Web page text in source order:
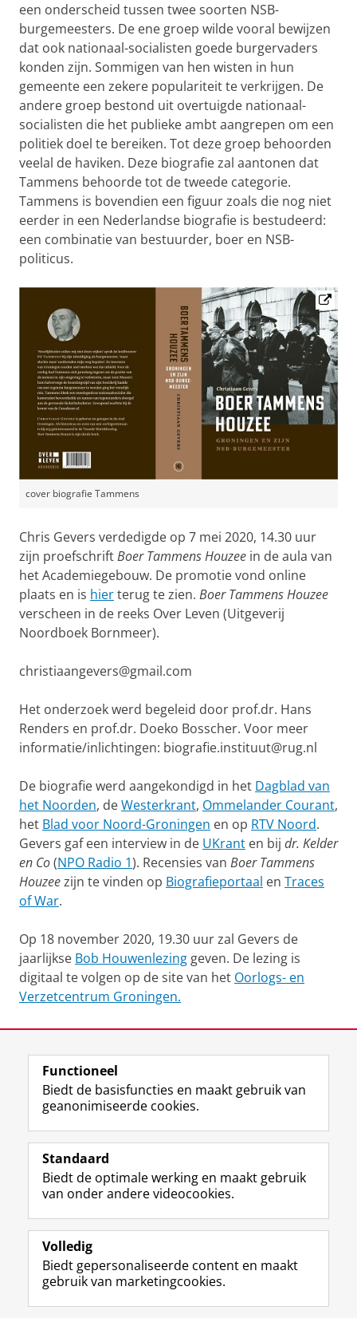
een onderscheid tussen twee soorten NSB-
burgemeesters. De ene groep wilde vooral bewijzen
dat ook nationaal-socialisten goede burgervaders
konden zijn. Sommigen van hen wisten in hun
gemeente een zekere populariteit te verkrijgen. De
andere groep bestond uit overtuigde nationaal-
socialisten die het publieke ambt aangrepen om een
politiek doel te bereiken. Tot deze groep behoorden
veelal de haviken. Deze biografie zal aantonen dat
Tammens behoorde tot de tweede categorie.
Tammens is bovendien een figuur zoals die nog niet
eerder in een Nederlandse biografie is bestudeerd:
een combinatie van bestuurder, boer en NSB-
politicus.
cover biografie Tammens
Chris Gevers verdedigde op 7 mei 2020, 14.30 uur
zijn proefschriftBoer Tammens Houzee in de aula van
het Academiegebouw. De promotie vond online
plaats en is hierterug te zien. Boer Tammens Houzee
verscheen in de reeks Over Leven (Uitgeverij
Noordboek Bornmeer).
christiaangevers@gmail.com
Het onderzoek werd begeleid door prof.dr. Hans
Renders en prof.dr. Doeko Bosscher. Voor meer
informatie/inlichtingen: biografie.instituut@rug.nl
De biografie werd aangekondigd in het Dagblad van
het Noorden, deWesterkrant, Ommelander Courant,
het Blad voor Noord-Groningen en op RTV Noord.
Gevers gaf een interview in de UKrant en bij dr. Kelder
en Co(NPO Radio 1). Recensies van Boer Tammens
Houzeezijn te vinden op Biografieportaal en Traces
of War.
Op 18 november 2020, 19.30 uur zal Gevers de
jaarlijkse Bob Houwenlezing geven. De lezing is
digitaal te volgen op de site van het Oorlogs- en
Verzetcentrum Groningen.
View this page in:English
Volg de RUG
F
a
e
b
o
p
a
i
L
i
k
e
I
-
p
g
R
S
-
f
e
R
k
I
n
t
r
m
c
Y
o
T
e
k
a
Studiekiezers
Alumni
Over ons
Functioneel
Biedt de basisfuncties en maakt gebruik van
geanonimiseerde cookies.
Standaard
Biedt de optimale werking en maakt gebruik
van onder andere videocookies.
Volledig
Biedt gepersonaliseerde content en maakt
gebruik van marketingcookies.